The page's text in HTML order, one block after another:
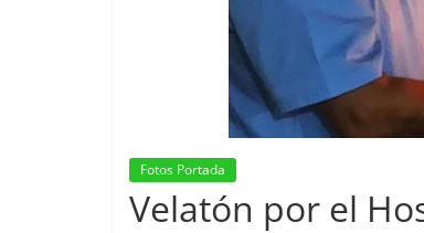
Fotos Portada
Velatón por el